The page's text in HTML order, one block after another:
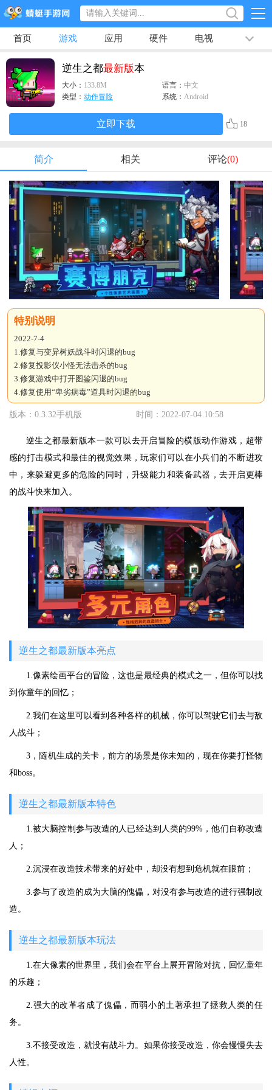
首页 游戏 应用 硬件 电视 排行榜
专题
逆生之都最新版本
大小： 133.8M 语言： 中文
类型： 动作冒险 系统： Android
立即下载 18
简介 相关 评论(0)
2022-7-4
1.修复与变异树妖战斗时闪退的bug
2.修复投影仪小怪无法击杀的bug
3.修复游戏中打开图鉴闪退的bug
4.修复使用“卑劣病毒”道具时闪退的bug
版本：0.3.32手机版 时间：2022-07-04 10:58
逆生之都最新版本一款可以去开启冒险的横版动作游戏，超带
感的打击模式和最佳的视觉效果，玩家们可以在小兵们的不断进攻
中，来躲避更多的危险的同时，升级能力和装备武器，去开启更棒
的战斗快来加入。
逆生之都最新版本亮点
1.像素绘画平台的冒险，这也是最经典的模式之一，但你可以找
到你童年的回忆；
2.我们在这里可以看到各种各样的机械，你可以驾驶它们去与敌
人战斗；
3，随机生成的关卡，前方的场景是你未知的，现在你要打怪物
和boss。
逆生之都最新版本特色
1.被大脑控制参与改造的人已经达到人类的99%，他们自称改造
人；
2.沉浸在改造技术带来的好处中，却没有想到危机就在眼前；
3.参与了改造的成为大脑的傀儡，对没有参与改造的进行强制改
造。
逆生之都最新版本玩法
1.在大像素的世界里，我们会在平台上展开冒险对抗，回忆童年
的乐趣；
2.强大的改革者成了傀儡，而弱小的土著承担了拯救人类的任
务。
3.不接受改造，就没有战斗力。如果你接受改造，你会慢慢失去
人性。